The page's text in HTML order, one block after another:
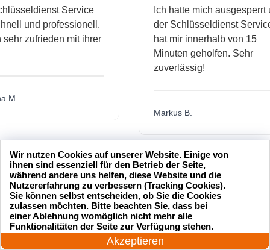
Service
und professionell.
zufrieden mit ihrer
Ich hatte mich ausgesperrt und
der Schlüsseldienst Service
hat mir innerhalb von 15
Minuten geholfen. Sehr
zuverlässig!
Markus B.
hat
Sehr guter Service! Der
Schlüsseldienst war freundlich
und hat mir schnell geholfen,
als ich meine Schlüssel
verloren hatte.
24 Stunden am Tag
Akzeptieren
Wir nutzen Cookies auf unserer Website. Einige von
ihnen sind essenziell für den Betrieb der Seite,
während andere uns helfen, diese Website und die
Nutzererfahrung zu verbessern (Tracking Cookies).
Sie können selbst entscheiden, ob Sie die Cookies
zulassen möchten. Bitte beachten Sie, dass bei
einer Ablehnung womöglich nicht mehr alle
Funktionalitäten der Seite zur Verfügung stehen.